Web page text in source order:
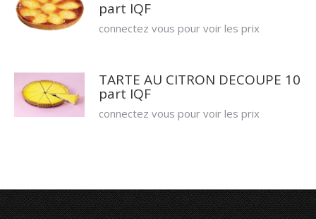
part IQF
connectez vous pour voir les prix
TARTE AU CITRON DECOUPE 10
part IQF
connectez vous pour voir les prix